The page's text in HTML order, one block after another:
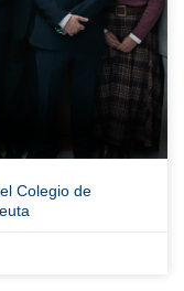
Colegio de